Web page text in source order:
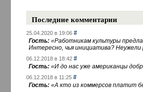
Последние комментарии
25.04.2020 в 19:06 #
Гость: «Работникам культуры
Интересно, чья инициатива?
06.12.2018 в 18:42 #
Гость: «И до нас уже американцы
06.12.2018 в 11:25 #
Гость: «А кто из коммерсов платит